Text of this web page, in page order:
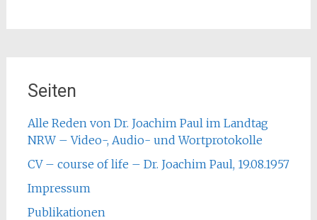
Seiten
Alle Reden von Dr. Joachim Paul im Landtag
NRW – Video-, Audio- und Wortprotokolle
CV – course of life – Dr. Joachim Paul, 19.08.1957
Impressum
Publikationen